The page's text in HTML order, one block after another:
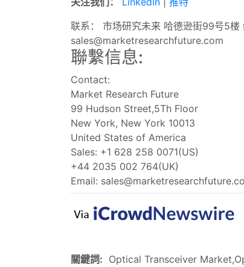
联系： 市场研究未来 哈德逊街99号5
sales@marketresearchfuture.com
聯繫信息:
Contact:
Market Research Future
99 Hudson Street,5Th Floor
New York, New York 10013
United States of America
Sales: +1 628 258 0071(US)
+44 2035 002 764(UK)
Email:
關鍵詞: Optical Transceiver